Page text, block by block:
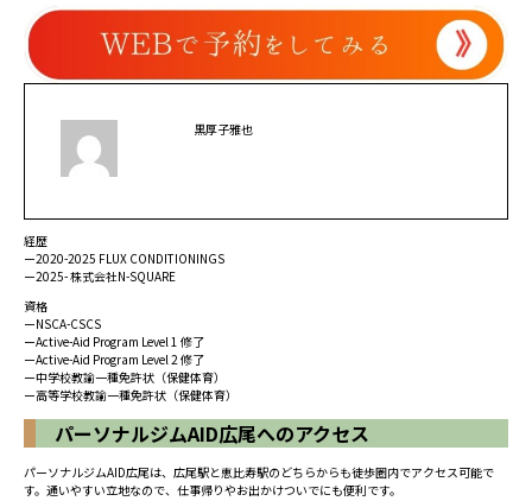
黒厚子雅也
経歴
ー2020-2025 FLUX CONDITIONINGS
ー2025- 株式会社N-SQUARE
資格
ーNSCA-CSCS
ーActive-Aid Program Level 1 修了
ーActive-Aid Program Level 2 修了
ー中学校教諭一種免許状（保健体育）
ー高等学校教諭一種免許状（保健体育）
パーソナルジムAID広尾へのアクセス
パーソナルジムAID広尾は、広尾駅と恵比寿駅のどちらからも徒歩圏内でアクセス可能で
す。通いやすい立地なので、仕事帰りやお出かけついでにも便利です。